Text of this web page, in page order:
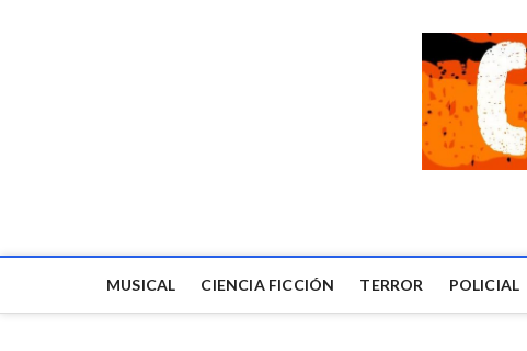
MUSICAL CIENCIA FICCIÓN TERROR POLICIAL